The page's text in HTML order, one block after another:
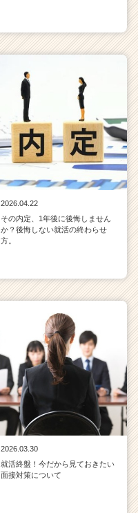
2026.04.22
その内定、1年後に後悔しません
か？後悔しない就活の終わらせ
方。
2026.03.30
就活終盤！今だから見ておきたい
面接対策について